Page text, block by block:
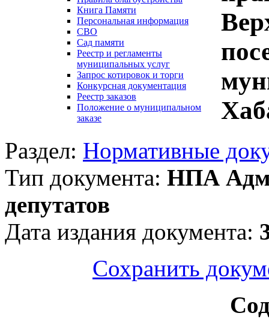
Книга Памяти
Персональная информация
СВО
Сад памяти
Реестр и регламенты
муниципальных услуг
Запрос котировок и торги
Конкурсная документация
Реестр заказов
Положение о муниципальном
заказе
Раздел: Нормативные
Тип документа: НПА
депутатов
Дата издания документа:
Сохранить